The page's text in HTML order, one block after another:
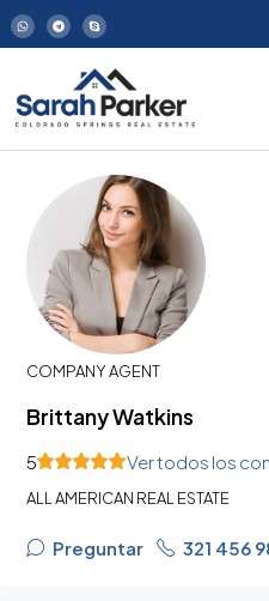
COMPANY AGENT
Brittany Watkins
5 Ver todos los
ALL AMERICAN REAL ESTATE
Preguntar 321 456